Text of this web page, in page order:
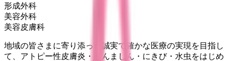
形成外科
美容外科
美容皮膚科
地域の皆さまに寄り添った誠実で確かな医療の実現を目指し
て、アトピー性皮膚炎・じんましん・にきび・水虫をはじめ